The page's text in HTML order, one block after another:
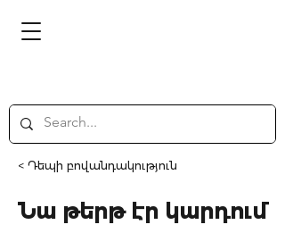
< Դեպի բովանդակություն
Նա թերթ էր կարդում